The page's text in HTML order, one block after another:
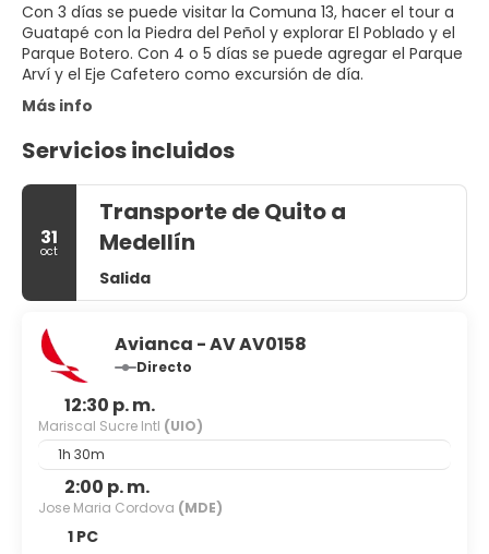
Con 3 días se puede visitar la Comuna 13, hacer el tour a
Guatapé con la Piedra del Peñol y explorar El Poblado y el
Parque Botero. Con 4 o 5 días se puede agregar el Parque
Arví y el Eje Cafetero como excursión de día.
Más info
Servicios incluidos
31
oct
Transporte de Quito a
Medellín
Salida
Avianca - AV AV0158
Directo
12:30 p. m.
Mariscal Sucre Intl (UIO)
1h 30m
2:00 p. m.
Jose Maria Cordova (MDE)
1 PC